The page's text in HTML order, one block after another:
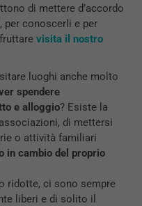
di mettere d’accordo
per conoscerli e per
visita il nostro
luoghi anche molto
spendere
e alloggio? Esiste la
di mettersi
o attività familiari
in cambio del proprio
ridotte, ci sono sempre
liberi e di solito il